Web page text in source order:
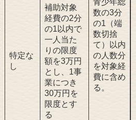
数の3分
の1（端
数切捨
て）以内
の人数分
を対象経
費に含め
る。
特定な
し
補助対象
経費の2分
の1以内で
一人当た
りの限度
額を3万円
とし、1事
業につき
30万円を
限度とす
る